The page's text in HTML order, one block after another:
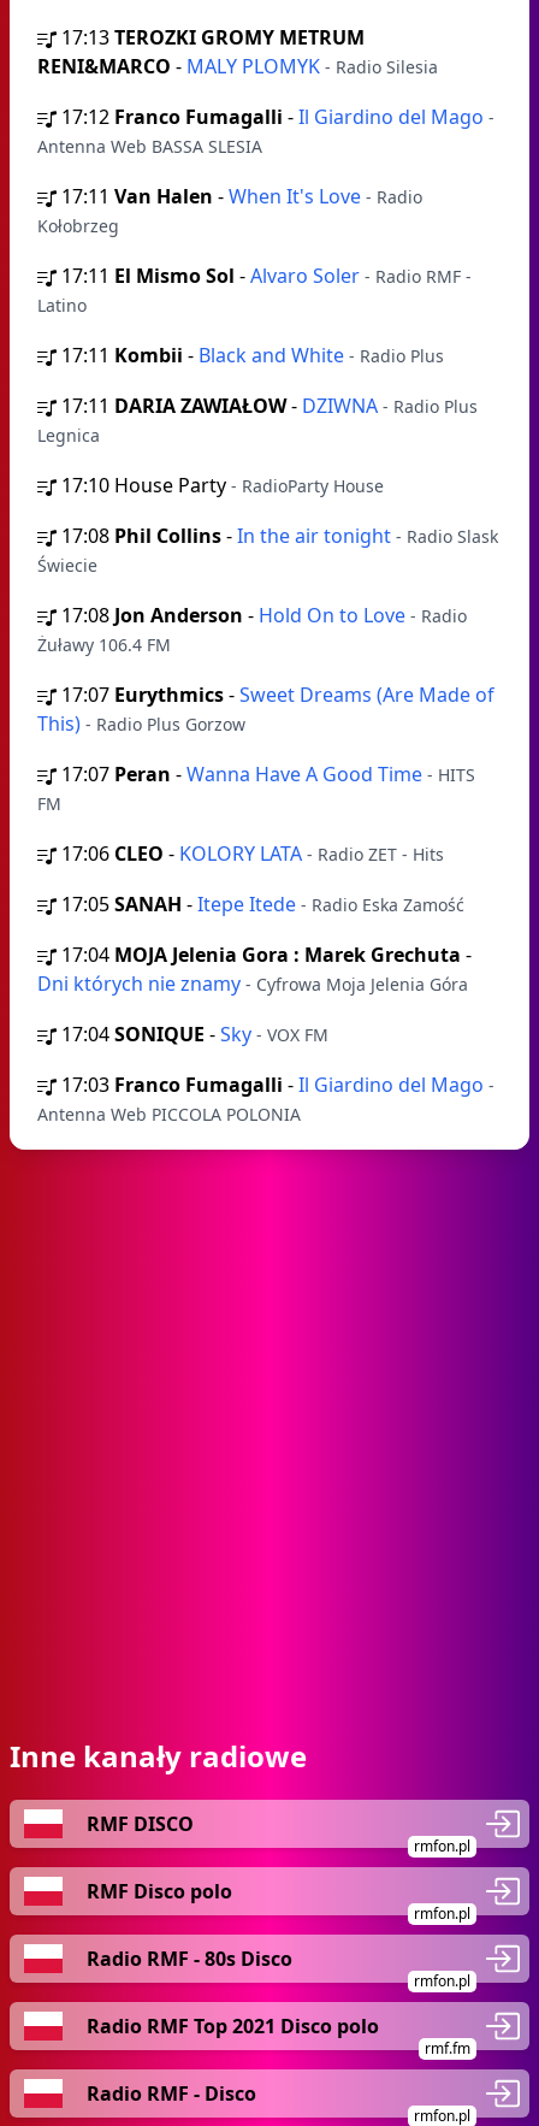
17:13TEROZKI GROMY METRUM
RENI&MARCO - MALY PLOMYK - Radio Silesia
17:12 Franco Fumagalli -Il Giardino del Mago -
Antenna Web BASSA SLESIA
17:11 Van Halen -When It's Love - Radio
Kołobrzeg
17:11 El Mismo Sol -Alvaro Soler - Radio RMF -
Latino
17:11 Kombii - Black and White - Radio Plus
17:11 DARIA ZAWIAŁOW- DZIWNA - Radio Plus
Legnica
17:10 House Party - RadioParty House
17:08 Phil Collins-In the air tonight - Radio Slask
Świecie
17:08 Jon Anderson - Hold On to Love - Radio
Żuławy 106.4 FM
17:07 Eurythmics-Sweet Dreams (Are Made of
This) - Radio Plus Gorzow
17:07 Peran -Wanna Have A Good Time - HITS
FM
17:06 CLEO - KOLORY LATA - Radio ZET - Hits
17:05SANAH -Itepe Itede - Radio Eska Zamość
17:04 MOJA Jelenia Gora : Marek Grechuta -
Dni których nie znamy - Cyfrowa Moja Jelenia Góra
17:04SONIQUE -Sky - VOX FM
17:03 Franco Fumagalli -Il Giardino del Mago -
Antenna Web PICCOLA POLONIA
Inne kanały radiowe
RMF DISCO
rmfon.pl
RMF Disco polo
rmfon.pl
Radio RMF - 80s Disco
rmfon.pl
Radio RMF Top 2021 Disco polo
rmf.fm
Radio RMF - Disco
rmfon.pl